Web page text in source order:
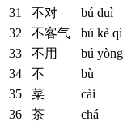
31
不对 bú duì
32
不客气 bú kè qì
33
不用 bú yòng
34
不 bù
35
菜 cài
36
茶 chá